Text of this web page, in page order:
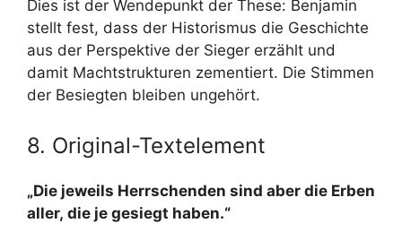
Dies ist der Wendepunkt der These: Benjamin
stellt fest, dass der Historismus die Geschichte
aus der Perspektive der Sieger erzählt und
damit Machtstrukturen zementiert. Die Stimmen
der Besiegten bleiben ungehört.
8. Original-Textelement
„Die jeweils Herrschenden sind aber die Erben
aller, die je gesiegt haben.“